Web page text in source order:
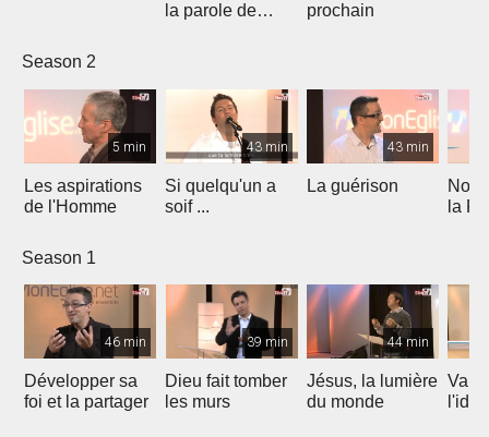
la parole de
prochain
Season 2
5 min
Les aspirations
de l'Homme
43 min
Si quelqu'un a
soif ...
43 min
La guérison
Nos
la
Season 1
46 min
Développer sa
foi et la partager
39 min
Dieu fait tomber
les murs
44 min
Jésus, la lumière
du monde